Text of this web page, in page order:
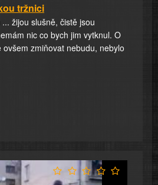
tržnici
žijou slušně, čistě jsou
nic co bych jim vytknul. O
zmiňovat nebudu, nebylo